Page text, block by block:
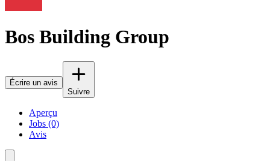
Bos Building Group
Écrire un avis
Suivre
Aperçu
Jobs (0)
Avis